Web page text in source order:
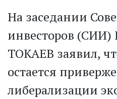
На заседании
инвесторов
ТОКАЕВ заявил,
остается
либерализации